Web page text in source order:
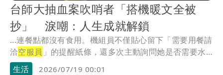
台師大抽血案吹哨者「搭機暖文全被
抄」 淚嘲：人生成就解鎖
...連餐點都沒有食用。機組員不僅貼心留下「需要用餐請
洽空服員 」的提醒紙條，還多次主動詢問她是否需要水
果、...
生活 2026/07/19 00:01